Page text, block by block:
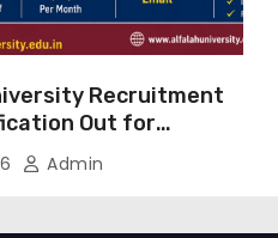
Recruitment
Out for
&
Posts, Apply
Admin